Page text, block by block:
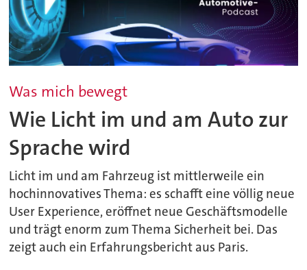
Was mich bewegt
Wie Licht im und am Auto zur
Sprache wird
Licht im und am Fahrzeug ist mittlerweile ein
hochinnovatives Thema: es schafft eine völlig neue
User Experience, eröffnet neue Geschäftsmodelle
und trägt enorm zum Thema Sicherheit bei. Das
zeigt auch ein Erfahrungsbericht aus Paris.